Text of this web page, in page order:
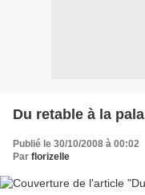
Du retable à la pala
Publié le 30/10/2008 à 00:02
Par florizelle